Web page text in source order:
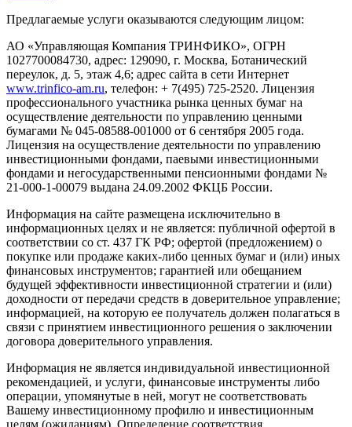
Предлагаемые услуги оказываются следующим лицом:
АО «Управляющая Компания ТРИНФИКО», ОГРН
1027700084730, адрес: 129090, г. Москва, Ботанический
переулок, д. 5, этаж 4,6; адрес сайта в сети Интернет
www.trinfico-аm.ru, телефон: + 7(495) 725-2520. Лицензия
профессионального участника рынка ценных бумаг на
осуществление деятельности по управлению ценными
бумагами № 045-08588-001000 от 6 сентября 2005 года.
Лицензия на осуществление деятельности по управлению
инвестиционными фондами, паевыми инвестиционными
фондами и негосударственными пенсионными фондами №
21-000-1-00079 выдана 24.09.2002 ФКЦБ России.
Информация на сайте размещена исключительно в
информационных целях и не является: публичной офертой в
соответствии со ст. 437 ГК РФ; офертой (предложением) о
покупке или продаже каких-либо ценных бумаг и (или) иных
финансовых инструментов; гарантией или обещанием
будущей эффективности инвестиционной стратегии и (или)
доходности от передачи средств в доверительное управление;
информацией, на которую ее получатель должен полагаться в
связи с принятием инвестиционного решения о заключении
договора доверительного управления.
Информация не является индивидуальной инвестиционной
рекомендацией, и услуги, финансовые инструменты либо
операции, упомянутые в ней, могут не соответствовать
Вашему инвестиционному профилю и инвестиционным
целям (ожиданиям). Определение соответствия